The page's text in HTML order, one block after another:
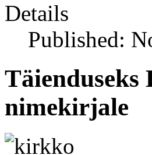
Details
Published:
Täienduseks
nimekirjale